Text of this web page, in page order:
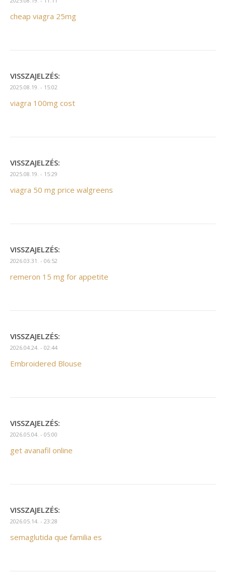
cheap viagra 25mg
VISSZAJELZÉS:
2025.08.19. - 15:02
viagra 100mg cost
VISSZAJELZÉS:
2025.08.19. - 15:29
viagra 50 mg price walgreens
VISSZAJELZÉS:
2026.03.31. - 06:52
remeron 15 mg for appetite
VISSZAJELZÉS:
2026.04.24. - 02:44
Embroidered Blouse
VISSZAJELZÉS:
2026.05.04. - 05:00
get avanafil online
VISSZAJELZÉS:
2026.05.14. - 23:28
semaglutida que familia es